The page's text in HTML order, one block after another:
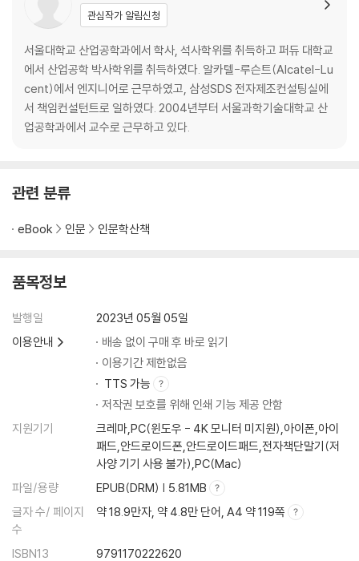
관심작가 알림신청
서울대학교 산업공학과에서 학사, 석사학위를 취득하고 퍼듀 대학교
에서 산업공학 박사학위를 취득하였다. 알카텔-루슨트(Alcatel-Lu
cent)에서 엔지니어로 근무하였고, 삼성SDS 전자제조컨설팅실에
서 책임컨설턴트로 일하였다. 2004년부터 서울과학기술대학교 산
업공학과에서 교수로 근무하고 있다.
관련 분류
eBook 인문 인문학산책
품목정보
발행일
2023년 05월 05일
이용안내
배송 없이 구매 후 바로 읽기
이용기간 제한없음
TTS 가능
저작권 보호를 위해 인쇄 기능 제공 안함
지원기기
크레마,PC(윈도우 - 4K 모니터 미지원),아이폰,아이
패드,안드로이드폰,안드로이드패드,전자책단말기(저
사양 기기 사용 불가),PC(Mac)
파일/용량
EPUB(DRM) | 5.81MB
글자 수/ 페이지
수
약 18.9만자, 약 4.8만 단어, A4 약 119쪽
ISBN13 9791170222620